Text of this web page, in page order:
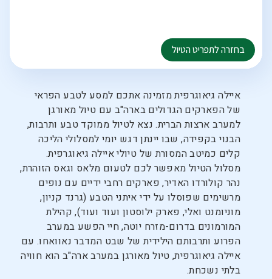
איילה גיאוגרפית מזמינה אתכם למסע לטבע הפראי
של הפארקים הגדולים בארה"ב עם טיול מאורגן
למערב ארצות הברית. נצא לטיול ממוקד טבע ותרבות,
הבנוי בקפידה, שבו יינתן דגש יומי למסלולי הליכה
קלים כמיטב המסורת של טיולי איילה גיאוגרפית.
מסלול הטיול מאפשר לכם לטעום מלאס וגאס הזוהרת,
נהר קולורדו האדיר, פארקים רחבי ידיים עם נופים
מרשימים שפוסלו על ידי איתני הטבע (גרנד קניון,
מוניומנט ואלי, פארק ילוסטון ועוד ועוד), קהילת
המורמונים בדרום-מזרח יוטה, חיי הפשע במערב
הפרוע ותרבותם הילידית של שבט המדבר נאוואחו. עם
איילה גיאוגרפית, טיול מאורגן במערב ארה"ב הוא חוויה
בלתי נשכחת.